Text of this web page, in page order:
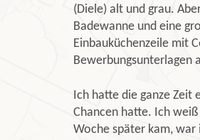
(Diele) alt und grau.
Badewanne und eine
Einbauküchenzeile mit
Bewerbungsunterlagen
Ich hatte die ganze Zeit
Chancen hatte. Ich
Woche später kam, war